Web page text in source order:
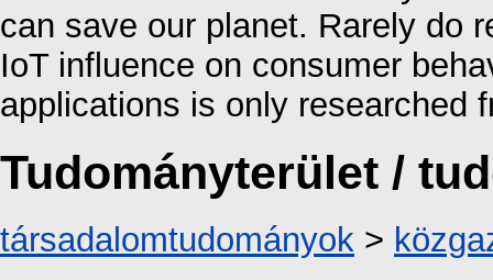
can save our planet. Rarely do
IoT influence on consumer
applications is only researched
Tudományterület /
társadalomtudományok >